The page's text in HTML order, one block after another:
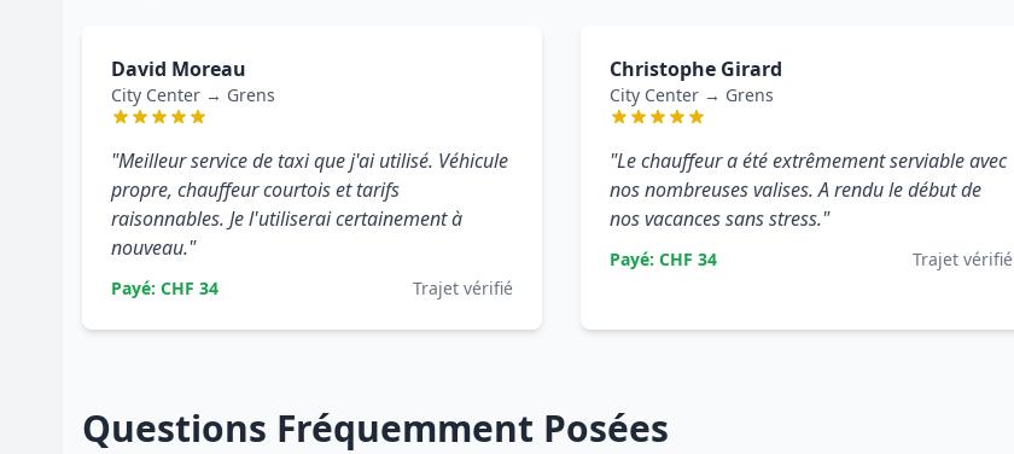
David Moreau
City Center → Grens
"Meilleur service de taxi que j'ai utilisé. Véhicule
propre, chauffeur courtois et tarifs
raisonnables. Je l'utiliserai certainement à
nouveau."
Payé: CHF 34 Trajet vérifié
Christophe Girard
City Center → Grens
"Le chauffeur a été extrêmement serviable avec
nos nombreuses valises. A rendu le début de
nos vacances sans stress."
Payé: CHF 34 Trajet vérifié
Questions Fréquemment Posées